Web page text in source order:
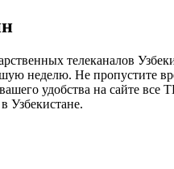
телеканалов
неделю. Не пропустите
удобства на сайте
Узбекистане.